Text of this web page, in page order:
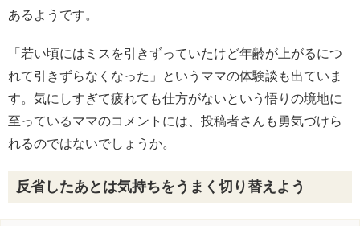
あるようです。
「若い頃にはミスを引きずっていたけど年齢が上がるにつ
れて引きずらなくなった」というママの体験談も出ていま
す。気にしすぎて疲れても仕方がないという悟りの境地に
至っているママのコメントには、投稿者さんも勇気づけら
れるのではないでしょうか。
反省したあとは気持ちをうまく切り替えよう